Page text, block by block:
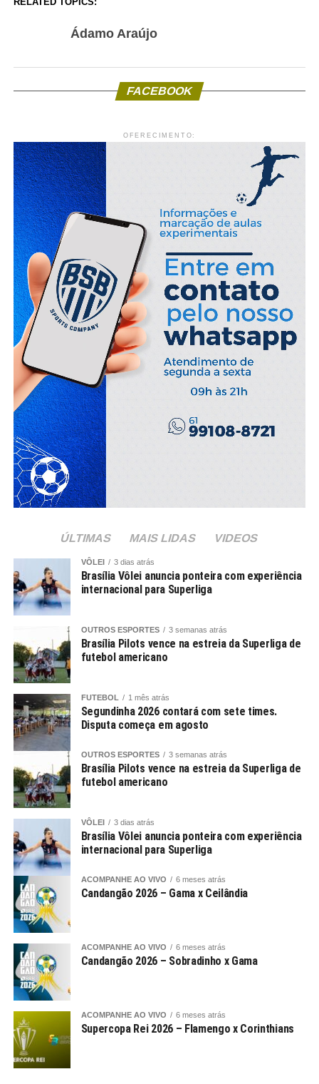
Ádamo Araújo
FACEBOOK
OFERECIMENTO:
ÚLTIMAS MAIS LIDAS VIDEOS
VÔLEI 3 dias atrás
Brasília Vôlei anuncia ponteira com experiência
internacional para Superliga
OUTROS ESPORTES 3 semanas atrás
Brasília Pilots vence na estreia da Superliga de
futebol americano
FUTEBOL 1 mês atrás
Segundinha 2026 contará com sete times.
Disputa começa em agosto
OUTROS ESPORTES 3 semanas atrás
Brasília Pilots vence na estreia da Superliga de
futebol americano
VÔLEI 3 dias atrás
Brasília Vôlei anuncia ponteira com experiência
internacional para Superliga
ACOMPANHE AO VIVO 6 meses atrás
Candangão 2026 – Gama x Ceilândia
ACOMPANHE AO VIVO 6 meses atrás
Candangão 2026 – Sobradinho x Gama
ACOMPANHE AO VIVO 6 meses atrás
Supercopa Rei 2026 – Flamengo x Corinthians